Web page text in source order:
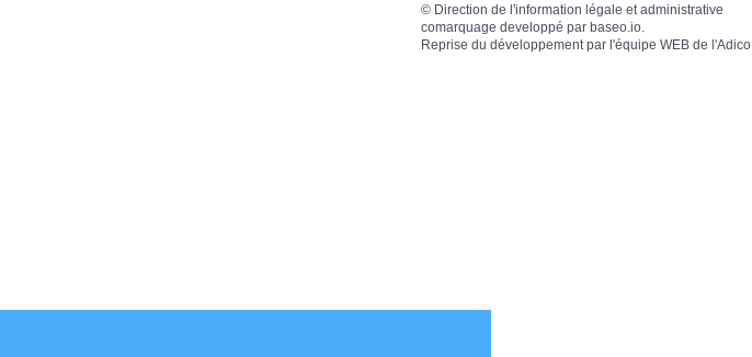
© Direction de l'information légale et administrative
comarquage developpé par baseo.io.
Reprise du développement par l'équipe WEB de l'Adico